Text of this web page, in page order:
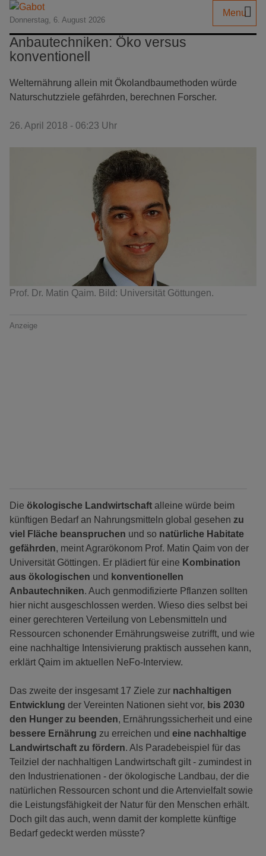
Donnerstag, 6. August 2026
Menu
Anbautechniken: Öko versus
konventionell
Welternährung allein mit Ökolandbaumethoden würde
Naturschutzziele gefährden, berechnen Forscher.
26. April 2018 - 06:23 Uhr
Prof. Dr. Matin Qaim. Bild: Universität Göttungen.
Anzeige
Die ökologische Landwirtschaft alleine würde beim
künftigen Bedarf an Nahrungsmitteln global gesehen zu
viel Fläche beanspruchen und so natürliche Habitate
gefährden, meint Agrarökonom Prof. Matin Qaim von der
Universität Göttingen. Er plädiert für eine Kombination
aus ökologischen und konventionellen
Anbautechniken. Auch genmodifizierte Pflanzen sollten
hier nicht ausgeschlossen werden. Wieso dies selbst bei
einer gerechteren Verteilung von Lebensmitteln und
Ressourcen schonender Ernährungsweise zutrifft, und wie
eine nachhaltige Intensivierung praktisch aussehen kann,
erklärt Qaim im aktuellen NeFo-Interview.
Das zweite der insgesamt 17 Ziele zur nachhaltigen
Entwicklung der Vereinten Nationen sieht vor, bis 2030
den Hunger zu beenden, Ernährungssicherheit und eine
bessere Ernährung zu erreichen und eine nachhaltige
Landwirtschaft zu fördern. Als Paradebeispiel für das
Teilziel der nachhaltigen Landwirtschaft gilt - zumindest in
den Industrienationen - der ökologische Landbau, der die
natürlichen Ressourcen schont und die Artenvielfalt sowie
die Leistungsfähigkeit der Natur für den Menschen erhält.
Doch gilt das auch, wenn damit der komplette künftige
Bedarf gedeckt werden müsste?